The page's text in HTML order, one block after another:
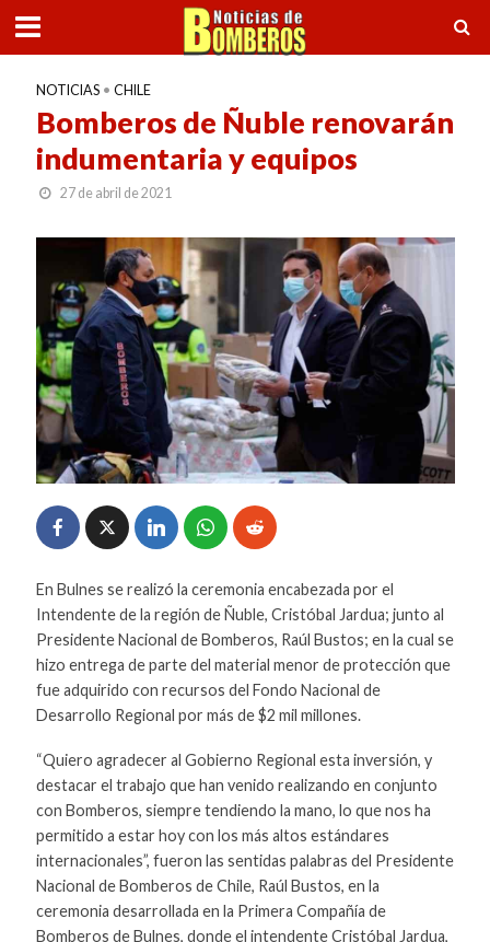
NOTICIAS • CHILE
Bomberos de Ñuble renovarán
indumentaria y equipos
27 de abril de 2021
En Bulnes se realizó la ceremonia encabezada por el
Intendente de la región de Ñuble, Cristóbal Jardua; junto al
Presidente Nacional de Bomberos, Raúl Bustos; en la cual se
hizo entrega de parte del material menor de protección que
fue adquirido con recursos del Fondo Nacional de
Desarrollo Regional por más de $2 mil millones.
“Quiero agradecer al Gobierno Regional esta inversión, y
destacar el trabajo que han venido realizando en conjunto
con Bomberos, siempre tendiendo la mano, lo que nos ha
permitido a estar hoy con los más altos estándares
internacionales”, fueron las sentidas palabras del Presidente
Nacional de Bomberos de Chile, Raúl Bustos, en la
ceremonia desarrollada en la Primera Compañía de
Bomberos de Bulnes, donde el intendente Cristóbal Jardua,